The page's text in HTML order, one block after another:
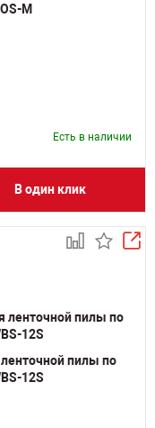
M
Есть в наличии
В один клик
пилы по
12S